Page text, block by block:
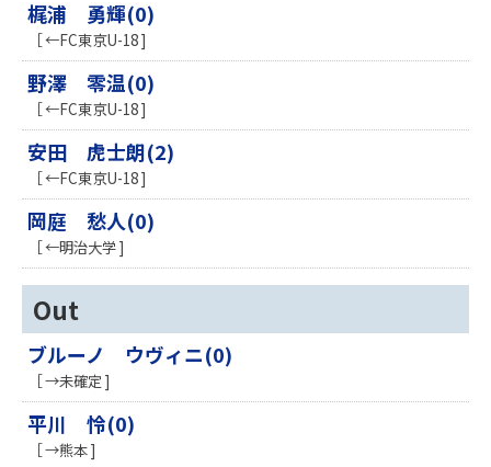
梶浦 勇輝(0)
［ ←FC東京U-18 ]
野澤 零温(0)
［ ←FC東京U-18 ]
安田 虎士朗(2)
［ ←FC東京U-18 ]
岡庭 愁人(0)
［ ←明治大学 ]
Out
ブルーノ ウヴィニ(0)
［ →未確定 ]
平川 怜(0)
［ →熊本 ]